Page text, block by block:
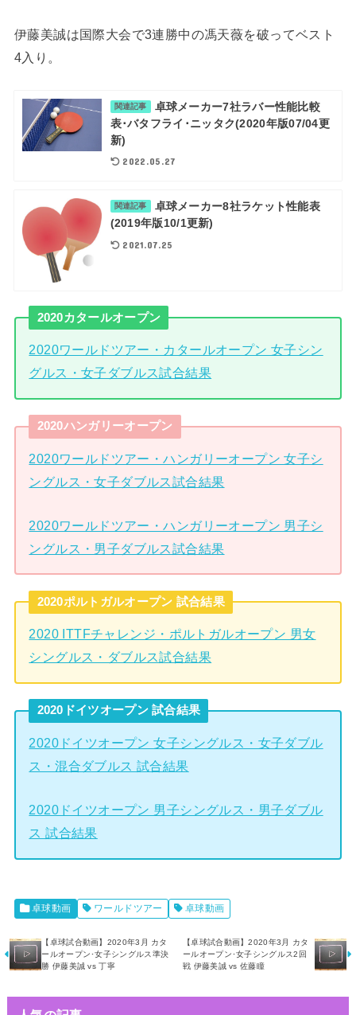
伊藤美誠は国際大会で3連勝中の馮天薇を破ってベスト
4入り。
関連記事
卓球メーカー7社ラバー性能比較
表･バタフライ･ニッタク(2020年版07/04更
新)
2022.05.27
関連記事
卓球メーカー8社ラケット性能表
(2019年版10/1更新)
2021.07.25
2020カタールオープン
2020ワールドツアー・カタールオープン 女子シン
グルス・女子ダブルス試合結果
2020ハンガリーオープン
2020ワールドツアー・ハンガリーオープン 女子シ
ングルス・女子ダブルス試合結果
2020ワールドツアー・ハンガリーオープン 男子シ
ングルス・男子ダブルス試合結果
2020ポルトガルオープン 試合結果
2020 ITTFチャレンジ・ポルトガルオープン 男女
シングルス・ダブルス試合結果
2020ドイツオープン 試合結果
2020ドイツオープン 女子シングルス・女子ダブル
ス・混合ダブルス 試合結果
2020ドイツオープン 男子シングルス・男子ダブル
ス 試合結果
卓球動画 ワールドツアー 卓球動画
【卓球試合動画】2020年3月 カタ
ールオープン･女子シングルス準決
勝 伊藤美誠 vs 丁寧
【卓球試合動画】2020年3月 カタ
ールオープン･女子シングルス2回
戦 伊藤美誠 vs 佐藤瞳